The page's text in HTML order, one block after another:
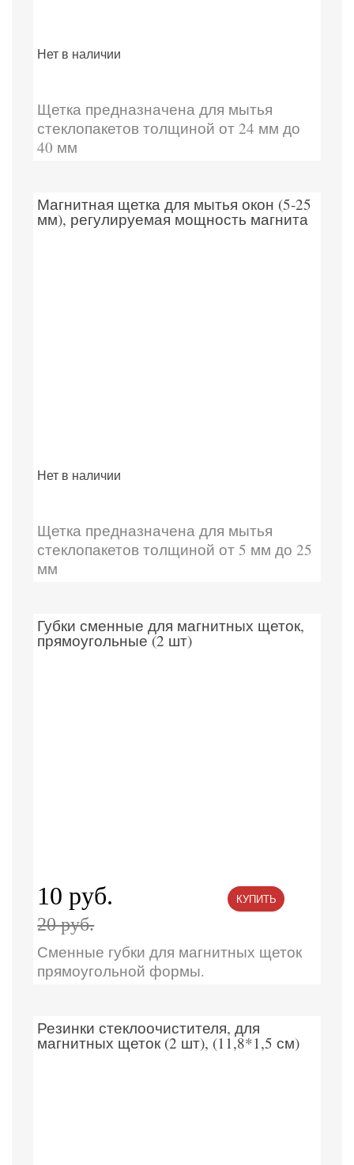
Нет в наличии
Щетка предназначена для мытья
стеклопакетов толщиной от 24 мм до
40 мм
Магнитная щетка для мытья окон (5-25
мм), регулируемая мощность магнита
Нет в наличии
Щетка предназначена для мытья
стеклопакетов толщиной от 5 мм до 25
мм
Губки сменные для магнитных щеток,
прямоугольные (2 шт)
10 руб.
20 руб.
КУПИТЬ
Сменные губки для магнитных щеток
прямоугольной формы.
Резинки стеклоочистителя, для
магнитных щеток (2 шт), (11,8*1,5 см)